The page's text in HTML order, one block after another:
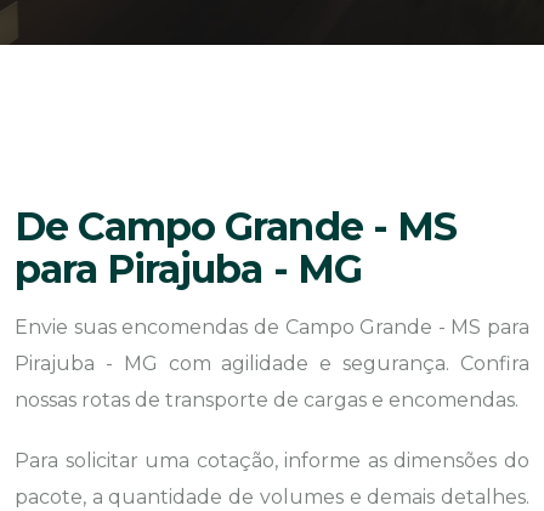
De Campo Grande - MS
para Pirajuba - MG
Envie suas encomendas de Campo Grande - MS para
Pirajuba - MG com agilidade e segurança. Confira
nossas rotas de transporte de cargas e encomendas.
Para solicitar uma cotação, informe as dimensões do
pacote, a quantidade de volumes e demais detalhes.